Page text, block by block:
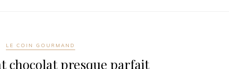
LE COIN GOURMAND
chocolat presque parfait